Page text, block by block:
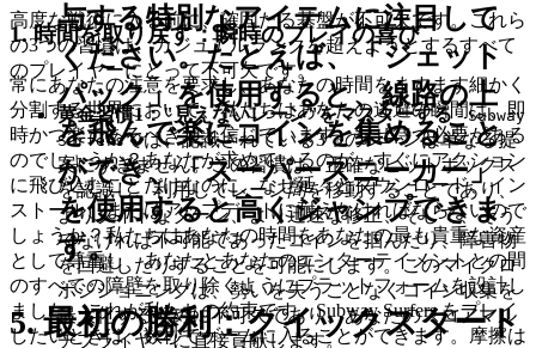
与する特別なアイテムに注目して
ください。たとえば、「ジェット
パック」を使用すると、線路の上
を飛んで楽にコインを集めること
ができ、「スーパースニーカー」
を使用すると高くジャンプできま
す。
5. 最初の勝利：クイックスタート
高度な戦術に入る前に、確固たる基盤が不可欠です。これら
の3つの習慣は、カジュアルランクを超えようとするすべて
のプレイヤーにとって不可欠です。
黄金習慣1："見えないレーン"をマスターする-Subway
Surfersでは、認識されている3つのレーンは単なる提
案にすぎません。この習慣は、正確なヒットボックス
を認識し、利用してレーン間を移動することであり、
よりタイトなターン、より迅速な修正、そして、そう
でなければ不可能であったコインを掴んだり、障害物
を回避したりすることを可能にします。このマイクロ
ポジショニングは、勢いを失うことなくコイン収集を
最大化するために不可欠であり、あなたのスコアマル
チプライヤーに直接貢献します。
1. 時間を取り戻す：瞬時のプレイの喜び
常にあなたの注意を要求し、あなたの時間をますます細かく
分割する世界において、私たちはあなたの逃避の瞬間は、即
時かつ楽であるべきだと信じています。なぜ待つ必要がある
のでしょうか？あなたが求めているのが、すぐにアクション
に飛び込むことだけなのに、なぜ延々とダウンロード、イン
ストール、またはアップデートに耐えなければならないので
しょうか？私たちはあなたの時間をあなたの最も貴重な資産
として尊重し、あなたとあなたのエンターテイメントとの間
のすべての障壁を取り除くようにプラットフォームを設計し
ました。これが私たちの約束です。Subway Surfers をプレイ
したいときは、数秒でゲームに入ることができます。摩擦は